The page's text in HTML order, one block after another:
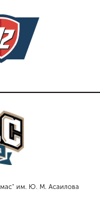
им. Ю. М. Асаилова